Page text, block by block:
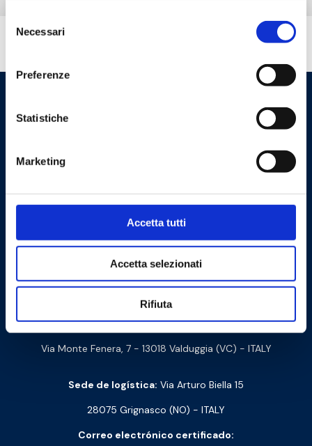
delNecessari
Preferenze
Statistiche
Marketing
Accetta tutti
Accetta selezionati
Rifiuta
Cookie Policy Privacy Policy
Contáctanos
Barberi Rubinetterie Industriali S.r.l. a socio unico
NIF y número de IVA: 00252070024
Via Monte Fenera, 7 - 13018 Valduggia (VC) - ITALY
Sede de logística: Via Arturo Biella 15
28075 Grignasco (NO) - ITALY
Correo electrónico certificado: